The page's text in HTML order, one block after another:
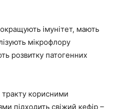
імунітет, мають
мікрофлору
розвитку патогенних
корисними
підходить свіжий кефір –